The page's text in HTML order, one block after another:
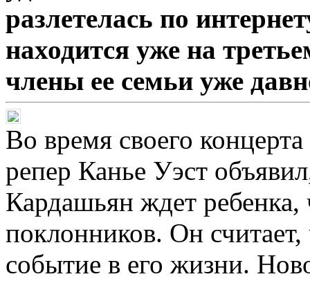
разлетелась по
находится уже на
члены ее семьи уже
Во время своего
репер Канье Уэст
Кардашьян ждет ребенка,
поклонников. Он считает,
событие в его жизни.